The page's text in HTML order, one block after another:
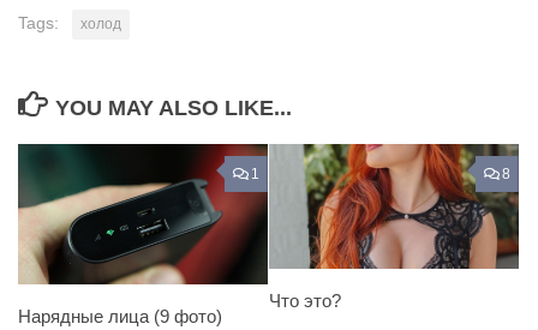
Tags: холод
YOU MAY ALSO LIKE...
1
Нарядные лица (9 фото)
8
Что это?